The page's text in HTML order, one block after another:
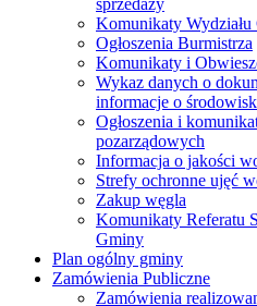
sprzedaży
Komunikaty Wydziału
Ogłoszenia Burmistrza
Komunikaty i
Wykaz danych o
informacje o
Ogłoszenia i
pozarządowych
Informacja o jakości
Strefy ochronne ujęć
Zakup węgla
Komunikaty Referatu
Gminy
Plan ogólny gminy
Zamówienia Publiczne
Zamówienia